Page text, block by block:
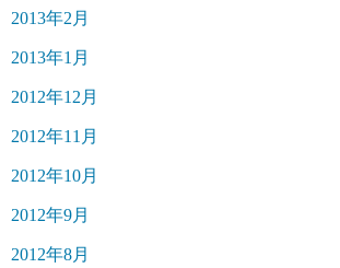
2013年2月
2013年1月
2012年12月
2012年11月
2012年10月
2012年9月
2012年8月